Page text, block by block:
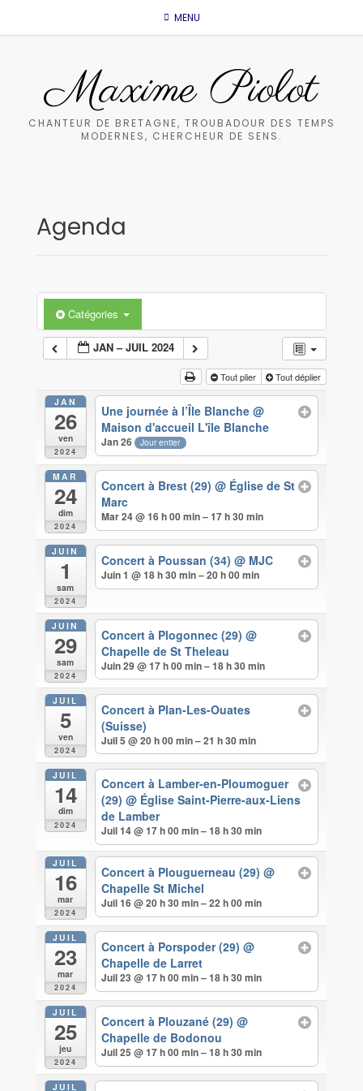
MENU
Maxime Piolot
CHANTEUR DE BRETAGNE, TROUBADOUR DES TEMPS
MODERNES, CHERCHEUR DE SENS.
Agenda
Catégories
JAN – JUIL 2024
Tout plier Tout déplier
JAN
26
ven
2024
Une journée à l’Île Blanche@
Maison d'accueil L'île Blanche
Jan 26 Jour entier
MAR
24
dim
2024
Concert à Brest (29)@ Église de St
Marc
Mar 24 @ 16 h 00 min – 17 h 30 min
JUIN
1
sam
2024
Concert à Poussan (34)@ MJC
Juin 1 @ 18 h 30 min – 20 h 00 min
JUIN
29
sam
2024
Concert à Plogonnec (29)@
Chapelle de St Theleau
Juin 29 @ 17 h 00 min – 18 h 30 min
JUIL
5
ven
2024
Concert à Plan-Les-Ouates
(Suisse)
Juil 5 @ 20 h 00 min – 21 h 30 min
JUIL
14
dim
2024
Concert à Lamber-en-Ploumoguer
(29)@ Église Saint-Pierre-aux-Liens
de Lamber
Juil 14 @ 17 h 00 min – 18 h 30 min
JUIL
16
mar
2024
Concert à Plouguerneau (29)@
Chapelle St Michel
Juil 16 @ 20 h 30 min – 22 h 00 min
JUIL
23
mar
2024
Concert à Porspoder (29)@
Chapelle de Larret
Juil 23 @ 17 h 00 min – 18 h 30 min
JUIL
25
jeu
2024
Concert à Plouzané (29)@
Chapelle de Bodonou
Juil 25 @ 17 h 00 min – 18 h 30 min
JUIL